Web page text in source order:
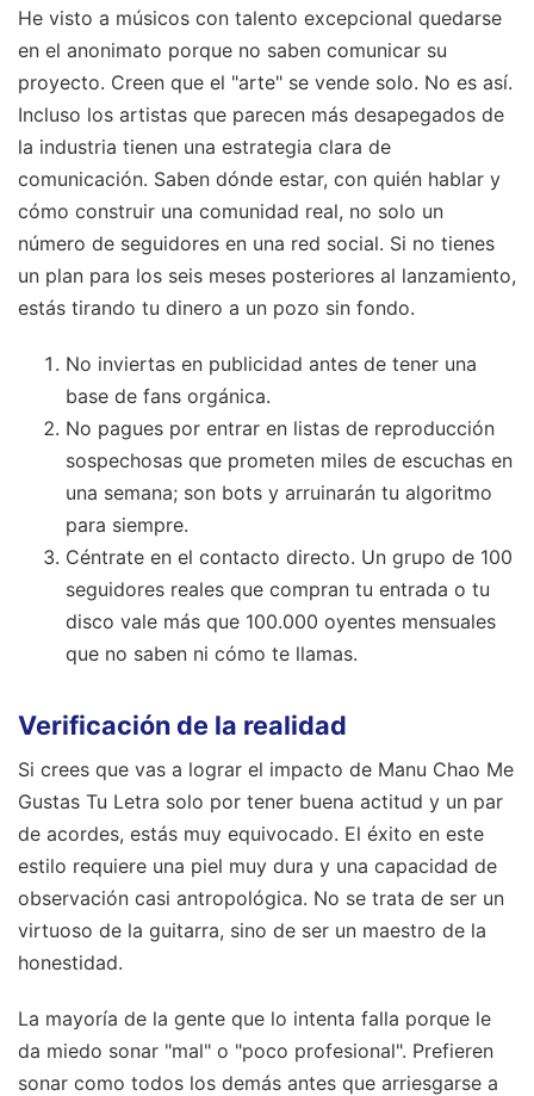
He visto a músicos con talento excepcional quedarse
en el anonimato porque no saben comunicar su
proyecto. Creen que el "arte" se vende solo. No es así.
Incluso los artistas que parecen más desapegados de
la industria tienen una estrategia clara de
comunicación. Saben dónde estar, con quién hablar y
cómo construir una comunidad real, no solo un
número de seguidores en una red social. Si no tienes
un plan para los seis meses posteriores al lanzamiento,
estás tirando tu dinero a un pozo sin fondo.
No inviertas en publicidad antes de tener una
base de fans orgánica.
No pagues por entrar en listas de reproducción
sospechosas que prometen miles de escuchas en
una semana; son bots y arruinarán tu algoritmo
para siempre.
Céntrate en el contacto directo. Un grupo de 100
seguidores reales que compran tu entrada o tu
disco vale más que 100.000 oyentes mensuales
que no saben ni cómo te llamas.
Verificación de la realidad
Si crees que vas a lograr el impacto de Manu Chao Me
Gustas Tu Letra solo por tener buena actitud y un par
de acordes, estás muy equivocado. El éxito en este
estilo requiere una piel muy dura y una capacidad de
observación casi antropológica. No se trata de ser un
virtuoso de la guitarra, sino de ser un maestro de la
honestidad.
La mayoría de la gente que lo intenta falla porque le
da miedo sonar "mal" o "poco profesional". Prefieren
sonar como todos los demás antes que arriesgarse a